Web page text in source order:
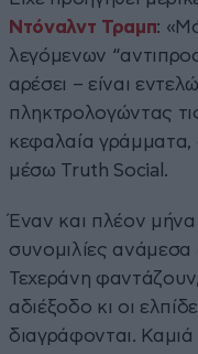
Ντόναλντ Τραμπ:
λεγόμενων
αρέσει – είναι
πληκτρολογώντας
κεφαλαία
μέσω Truth Social.
Έναν και πλέον
συνομιλίες
Τεχεράνη
αδιέξοδο κι οι
διαγράφονται. Καμιά